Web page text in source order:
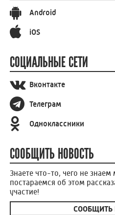
Android
iOS
СОЦИАЛЬНЫЕ СЕТИ
Вконтакте
Телеграм
Одноклассники
СООБЩИТЬ НОВОСТЬ
Знаете что-то, чего не
постараемся об этом
участие!
СООБЩИТЬ